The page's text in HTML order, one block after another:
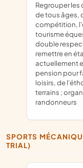
regrouper les cavalières et les cavaliers, indépendants,
de tous âges,
compétition,
tourisme
double
remettre en
actuellement
pension pour
loisirs, de
terrains ;
randonneurs
SPORTS MÉCANIQUES (SPORT AUTOMOBILE, MOTO,
TRIAL)